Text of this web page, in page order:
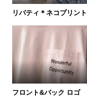
リバティ＊ネコプリント
フロント&バック ロゴ